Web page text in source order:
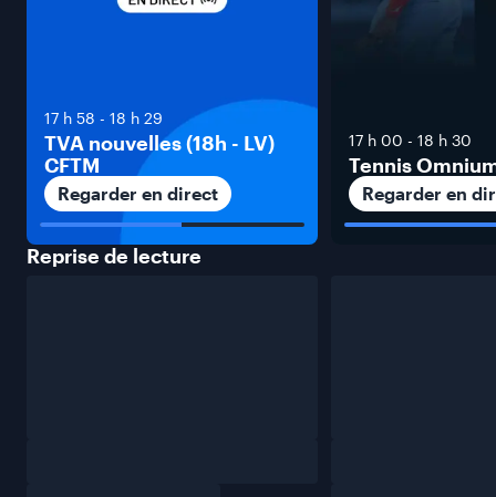
17 h 58 - 18 h 29
TVA nouvelles (18h - LV)
CFTM
Regarder en direct
17 h 00 - 18 h 30
Tennis
Regarder en
Reprise de lecture